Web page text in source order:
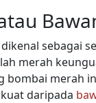
sebagai
merah
bombai merah
daripada